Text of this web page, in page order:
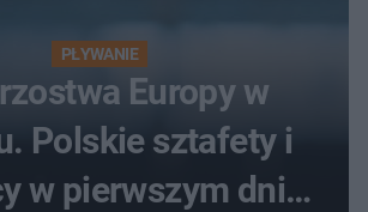
PŁYWANIE
Europy w
Polskie sztafety i
w pierwszym dniu